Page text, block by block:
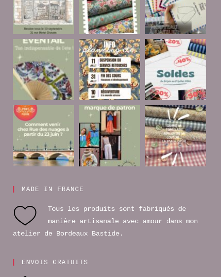
MADE IN FRANCE
Tous les produits sont fabriqués de
manière artisanale avec amour dans mon
atelier de Bordeaux Bastide.
ENVOIS GRATUITS